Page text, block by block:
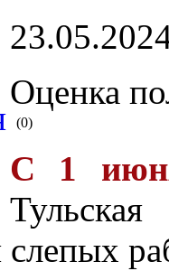
Оценка
(0)
С 1
слепых